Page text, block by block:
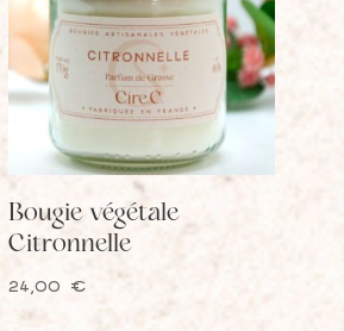
Bougie végétale
Citronnelle
24,00 €